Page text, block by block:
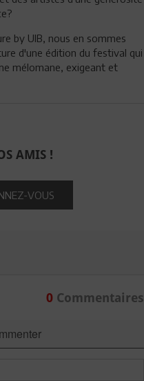
by UIB, nous en sommes
d'une édition du festival qui
mélomane, exigeant et
AMIS !
VOUS
0Commentaires